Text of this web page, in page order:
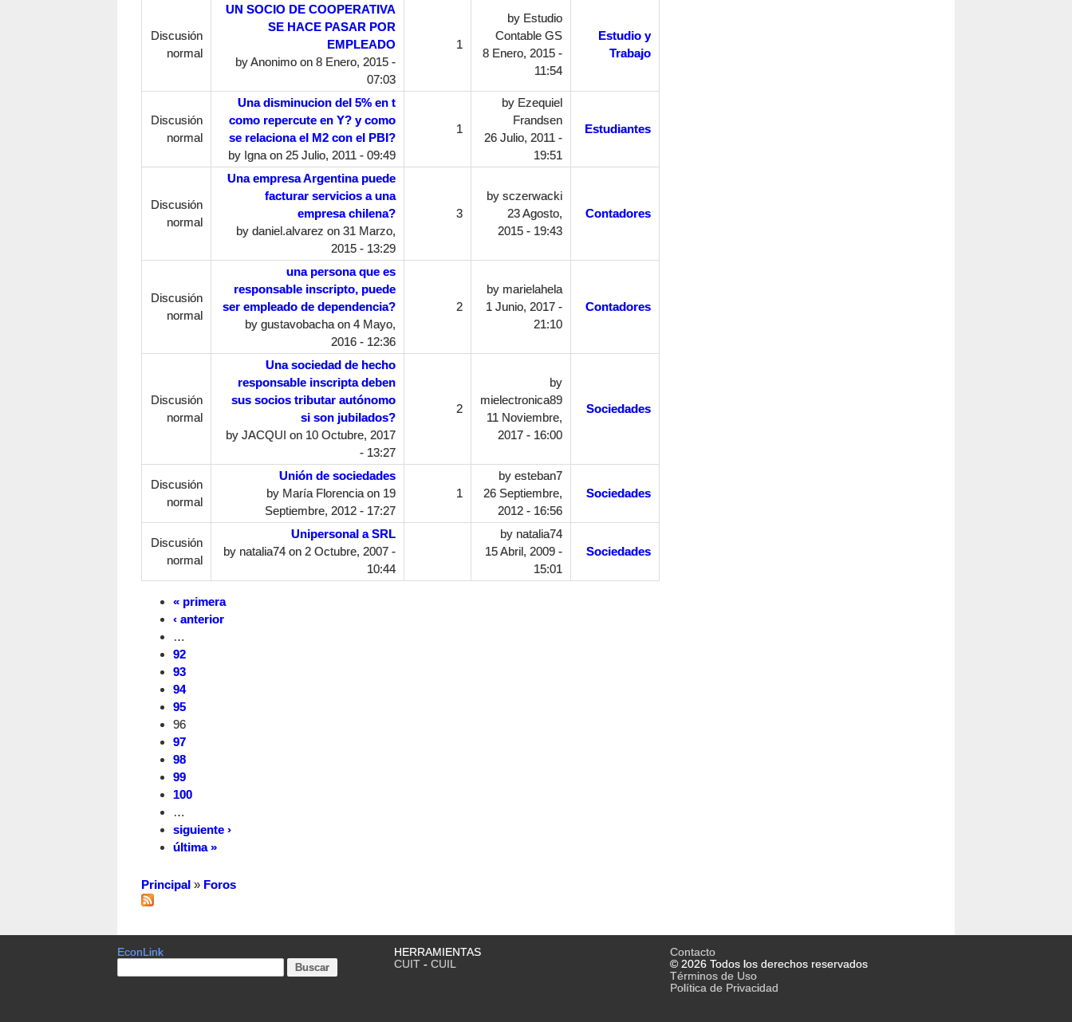
Discusión
normal
UN SOCIO DE COOPERATIVA
SE HACE PASAR POR
EMPLEADO
byAnonimoon 8 Enero, 2015 -
07:03
1
by Estudio
Contable GS
8 Enero, 2015 -
11:54
Estudio y
Trabajo
Discusión
normal
Una disminucion del 5% en t
como repercute en Y? y como
se relaciona el M2 con el PBI?
by Ignaon 25 Julio, 2011 - 09:49
1
by Ezequiel
Frandsen
26 Julio, 2011 -
19:51
Estudiantes
Discusión
normal
Una empresa Argentina puede
facturar servicios a una
empresa chilena?
by daniel.alvarez on 31 Marzo,
2015 - 13:29
3
by sczerwacki
23 Agosto,
2015 - 19:43
Contadores
Discusión
normal
una persona que es
responsable inscripto, puede
ser empleado de dependencia?
by gustavobachaon 4 Mayo,
2016 - 12:36
2
by marielahela
1 Junio, 2017 -
21:10
Contadores
Discusión
normal
Una sociedad de hecho
responsable inscripta deben
sus socios tributar autónomo
si son jubilados?
by JACQUI on 10 Octubre, 2017
- 13:27
2
by
mielectronica89
11 Noviembre,
2017 - 16:00
Sociedades
Discusión
normal
Unión de sociedades
by María Florenciaon 19
Septiembre, 2012 - 17:27
1
by esteban7
26 Septiembre,
2012 - 16:56
Sociedades
Discusión
normal
Unipersonal a SRL
by natalia74on 2 Octubre, 2007 -
10:44
by natalia74
15 Abril, 2009 -
15:01
Sociedades
« primera
‹ anterior
…
92
93
94
95
96
97
98
99
100
…
siguiente ›
última »
Principal » Foros
EconLink
HERRAMIENTAS
CUIT- CUIL
Contacto
© 2026 Todos los derechos reservados
Términos de Uso
Política de Privacidad